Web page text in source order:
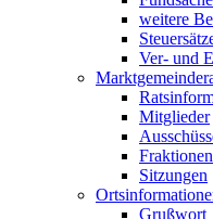
weitere
Ver- und
Mitglieder
Fraktionen
Sitzungen
Grußwort